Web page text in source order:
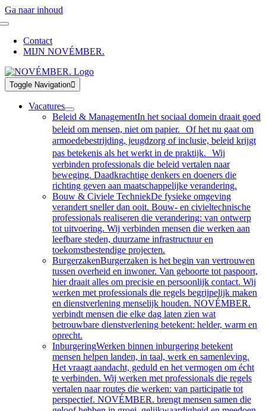
Ga naar inhoud
Contact
MIJN NOVÉMBER.
Toggle Navigation
Vacatures
Beleid & ManagementIn het sociaal domein draait goed
beleid om mensen, niet om papier. Of het nu gaat om
armoedebestrijding, jeugdzorg of inclusie, beleid krijgt
pas betekenis als het werkt in de praktijk. Wij
verbinden professionals die beleid vertalen naar
beweging. Daadkrachtige denkers en doeners die
richting geven aan maatschappelijke verandering.
Bouw & Civiele TechniekDe fysieke omgeving
verandert sneller dan ooit. Bouw- en civieltechnische
professionals realiseren die verandering: van ontwerp
tot uitvoering. Wij verbinden mensen die werken aan
leefbare steden, duurzame infrastructuur en
toekomstbestendige projecten.
BurgerzakenBurgerzaken is het begin van vertrouwen
tussen overheid en inwoner. Van geboorte tot paspoort,
hier draait alles om precisie en persoonlijk contact. Wij
werken met professionals die regels begrijpelijk maken
en dienstverlening menselijk houden. NOVÉMBER.
verbindt mensen die elke dag laten zien wat
betrouwbare dienstverlening betekent: helder, warm en
oprecht.
InburgeringWerken binnen inburgering betekent
mensen helpen landen, in taal, werk en samenleving.
Het vraagt aandacht, geduld en het vermogen om écht
te verbinden. Wij werken met professionals die regels
vertalen naar routes die werken: van participatie tot
perspectief. NOVÉMBER. brengt mensen samen die